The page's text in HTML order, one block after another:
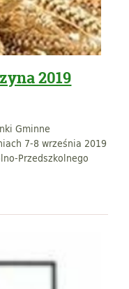
2019
Gminne
7-8 września 2019
Przedszkolnego